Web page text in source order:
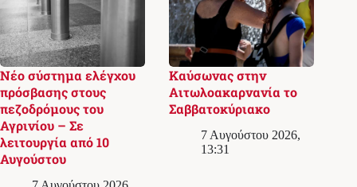
Νέο σύστημα ελέγχου
πρόσβασης στους
πεζοδρόμους του
Αγρινίου – Σε
λειτουργία από 10
Αυγούστου
Καύσωνας στην
Αιτωλοακαρνανία το
Σαββατοκύριακο
7 Αυγούστου 2026,
13:31